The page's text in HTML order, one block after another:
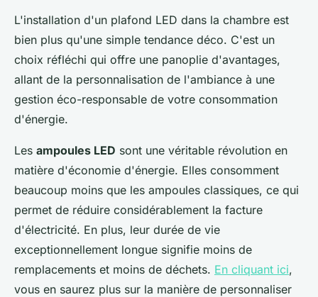
L'installation d'un plafond LED dans la chambre est
bien plus qu'une simple tendance déco. C'est un
choix réfléchi qui offre une panoplie d'avantages,
allant de la personnalisation de l'ambiance à une
gestion éco-responsable de votre consommation
d'énergie.
Les ampoules LED sont une véritable révolution en
matière d'économie d'énergie. Elles consomment
beaucoup moins que les ampoules classiques, ce qui
permet de réduire considérablement la facture
d'électricité. En plus, leur durée de vie
exceptionnellement longue signifie moins de
remplacements et moins de déchets. En cliquant ici,
vous en saurez plus sur la manière de personnaliser